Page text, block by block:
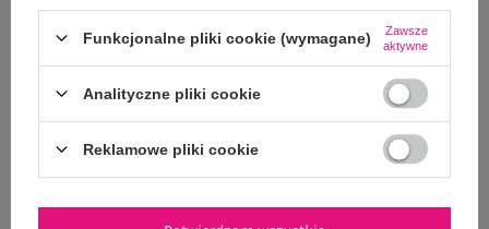
OPINIE O PRODUKCIE (0)
WYSYŁKA I DOSTAWA
Funkcjonalne pliki cookie (wymagane)
Zawsze
aktywne
Analityczne pliki cookie
Reklamowe pliki cookie